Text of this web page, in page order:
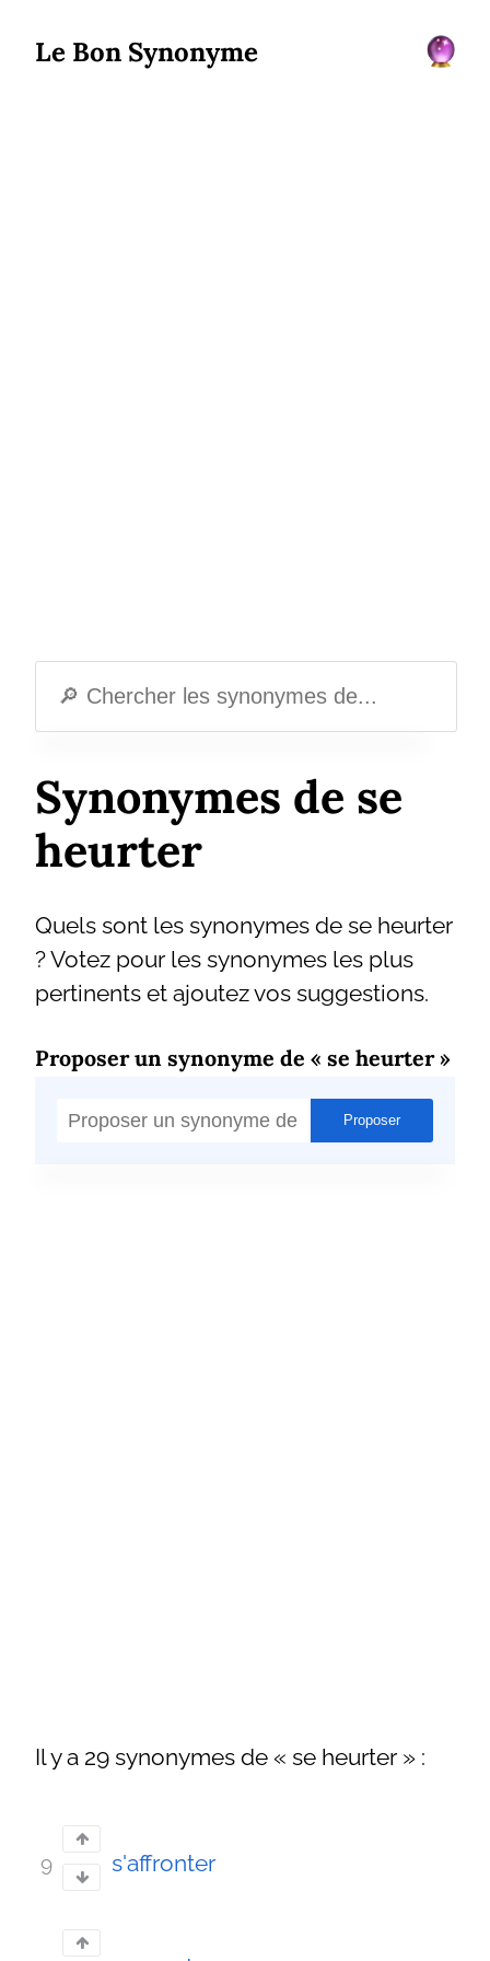
Le Bon Synonyme
Synonymes de se
heurter
Quels sont les synonymes de se heurter
? Votez pour les synonymes les plus
pertinents et ajoutez vos suggestions.
Proposer un synonyme de « se heurter »
Il y a 29 synonymes de « se heurter » :
9 s'affronter